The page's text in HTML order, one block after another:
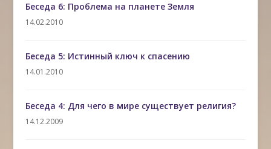
Беседа 6: Проблема на планете Земля
14.02.2010
Беседа 5: Истинный ключ к спасению
14.01.2010
Беседа 4: Для чего в мире существует религия?
14.12.2009